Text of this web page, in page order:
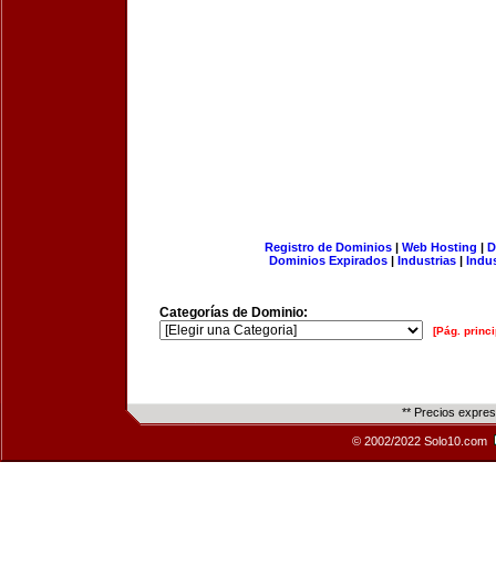
Registro de Dominios| Web Hosting |
Dominios Expirados | Industrias |
Categorías de Dominio:
[Pág.
** Precios
© 2002/2022 Solo10.com